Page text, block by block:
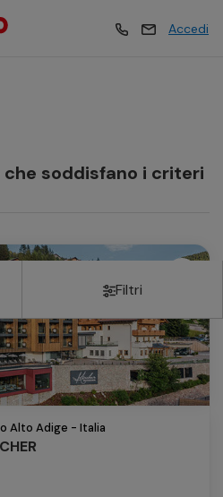
Accedi
Filtri
soddisfano i criteri
Alto Adige - Italia